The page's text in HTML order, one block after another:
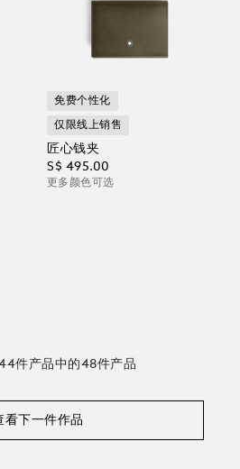
免费个性化
仅限线上销售
匠心钱夹
S$ 495.00
更多颜色可选
件产品中的48件产品
看下一件作品